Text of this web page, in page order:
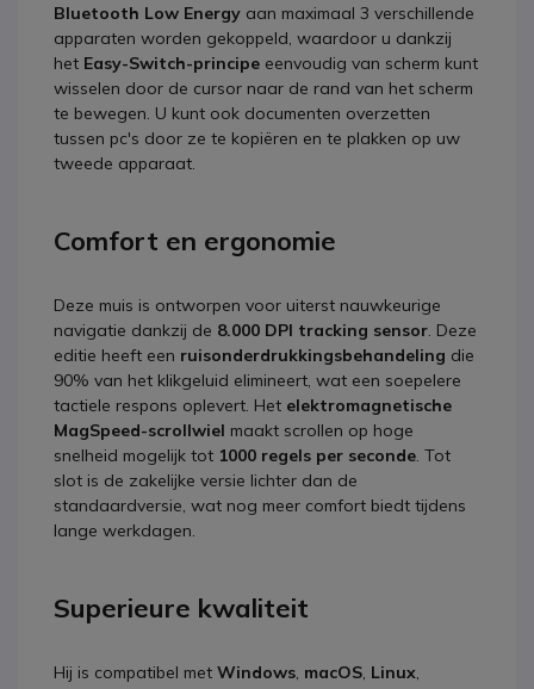
Bluetooth Low Energy aan maximaal 3 verschillende
apparaten worden gekoppeld, waardoor u dankzij
het Easy-Switch-principe eenvoudig van scherm kunt
wisselen door de cursor naar de rand van het scherm
te bewegen. U kunt ook documenten overzetten
tussen pc's door ze te kopiëren en te plakken op uw
tweede apparaat.
Comfort en ergonomie
Deze muis is ontworpen voor uiterst nauwkeurige
navigatie dankzij de 8.000 DPI tracking sensor . Deze
editie heeft een ruisonderdrukkingsbehandeling die
90% van het klikgeluid elimineert, wat een soepelere
tactiele respons oplevert. Het elektromagnetische
MagSpeed-scrollwiel maakt scrollen op hoge
snelheid mogelijk tot 1000 regels per seconde . Tot
slot is de zakelijke versie lichter dan de
standaardversie, wat nog meer comfort biedt tijdens
lange werkdagen.
Superieure kwaliteit
Hij is compatibel met Windows macOS Linux